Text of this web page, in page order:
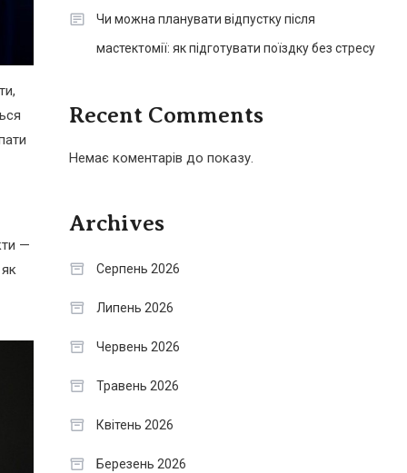
—
Чи можна планувати відпустку після
мастектомії: як підготувати поїздку без стресу
Recent Comments
Немає коментарів до показу.
Archives
Серпень 2026
Липень 2026
Червень 2026
Травень 2026
Квітень 2026
Березень 2026